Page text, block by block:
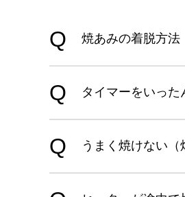
焼あみの着脱方法
タイマーをいっ
うまく焼けない（